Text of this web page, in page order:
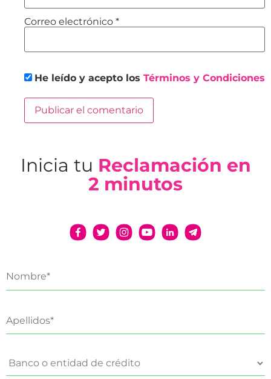
Correo electrónico *
He leído y acepto los Términos y Condiciones
Inicia tu Reclamación en
2 minutos